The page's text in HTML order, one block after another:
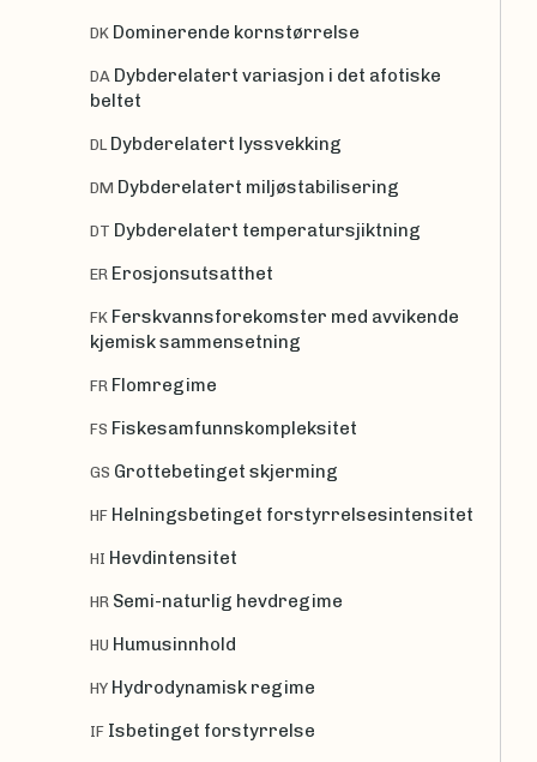
DK Dominerende kornstørrelse
DA Dybderelatert variasjon i det afotiske
beltet
DL Dybderelatert lyssvekking
DM Dybderelatert miljøstabilisering
DT Dybderelatert temperatursjiktning
ER Erosjonsutsatthet
FK Ferskvannsforekomster med avvikende
kjemisk sammensetning
FR Flomregime
FS Fiskesamfunnskompleksitet
GS Grottebetinget skjerming
HF Helningsbetinget forstyrrelsesintensitet
HI Hevdintensitet
HR Semi-naturlig hevdregime
HU Humusinnhold
HY Hydrodynamisk regime
IF Isbetinget forstyrrelse